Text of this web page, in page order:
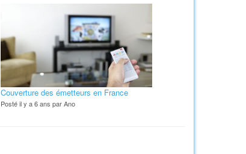
Couverture des émetteurs en France
Posté il y a 6 ans par Ano